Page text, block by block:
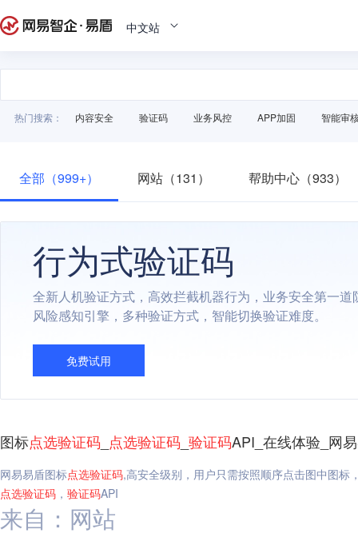
中文站
热门搜索： 内容安全 验证码 业务风控 APP加固 智能审
全部（999+） 网站（131） 帮助中心（933）
行为式验证码
全新人机验证方式，高效拦截机器行为，业务安全第一道
风险感知引擎，多种验证方式，智能切换验证难度。
免费试用
图标点选验证码 点选验证码 验证码API_在线体验_网
网易易盾图标点选验证码,高安全级别，用户只需按照顺序点击图中图标
点选验证码 ， 验证码API
来自：网站